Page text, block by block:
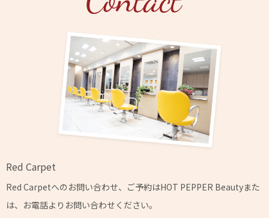
Red Carpet
Red Carpetへの お問い合わせ、ご予約はHOT PEPPER Beautyまた
は、 お電話よりお問い合わせください。